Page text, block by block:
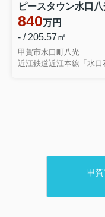
ピースタウン水口
840万円
- / 205.57㎡
甲賀市水口町八光
近江鉄道近江本線「水
甲